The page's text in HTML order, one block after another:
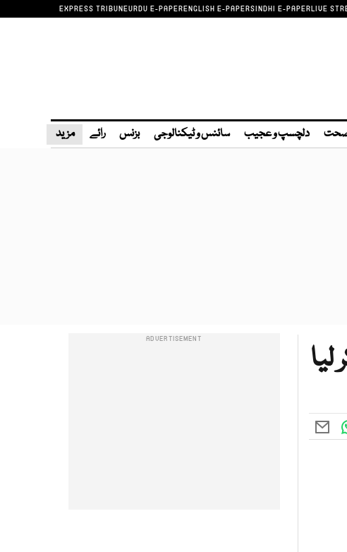
EXPRESS TRIBUNEURDU E-PAPERENGLISH E-PAPERSINDHI E-PAPERLIVE
دلچسپ و عجیب سائنس و ٹیکنالوجی بزنس رائے مزید